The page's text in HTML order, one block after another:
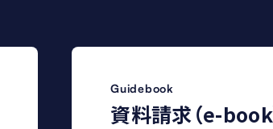
Guidebook
資料請求（e-book